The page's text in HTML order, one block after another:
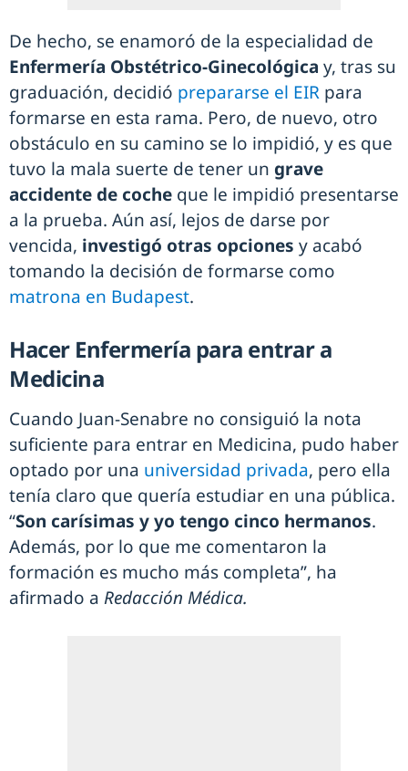
De hecho, se enamoró de la especialidad de
Enfermería Obstétrico-Ginecológica y, tras su
graduación, decidió prepararse el EIR para
formarse en esta rama. Pero, de nuevo, otro
obstáculo en su camino se lo impidió, y es que
tuvo la mala suerte de tener un grave
accidente de coche que le impidió presentarse
a la prueba. Aún así, lejos de darse por
vencida, investigó otras opciones y acabó
tomando la decisión de formarse como
matrona en Budapest.
Hacer Enfermería para entrar a
Medicina
Cuando Juan-Senabre no consiguió la nota
suficiente para entrar en Medicina, pudo haber
optado por una universidad privada, pero ella
tenía claro que quería estudiar en una pública.
“Son carísimas y yo tengo cinco hermanos.
Además, por lo que me comentaron la
formación es mucho más completa”, ha
afirmado a Redacción Médica.